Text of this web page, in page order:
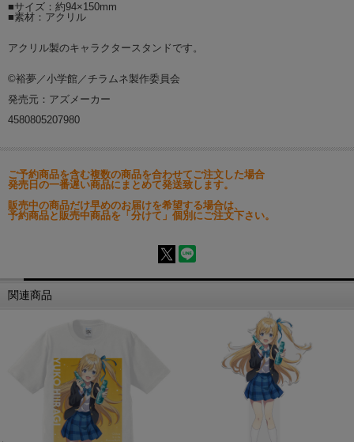
■サイズ：約94×150mm
■素材：アクリル
アクリル製のキャラクタースタンドです。
©裕夢／小学館／チラムネ製作委員会
発売元：アズメーカー
4580805207980
ご予約商品を含む複数の商品を合わせてご注文した場合
発売日の一番遅い商品にまとめて発送致します。
販売中の商品だけ早めのお届けを希望する場合は、
予約商品と販売中商品を「分けて」個別にご注文下さい。
関連商品